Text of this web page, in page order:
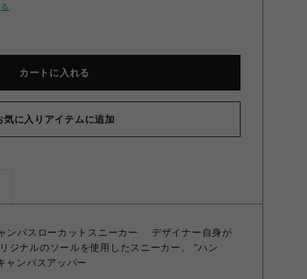
カートに入れる
気に入りアイテムに追加
ンバスローカットスニーカー デザイナー自身が
ジナルのソールを使用したスニーカー。 "ハン
ャンバスアッパー